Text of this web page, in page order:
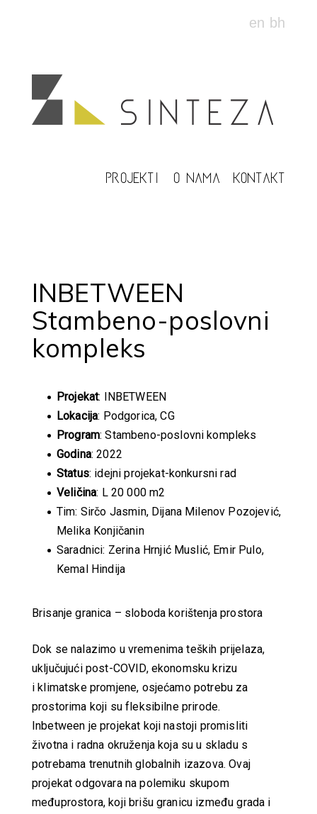
en bh
PROJEKTI O NAMA KONTAKT
INBETWEEN
Stambeno-poslovni
kompleks
Projekat: INBETWEEN
Lokacija: Podgorica, CG
Program: Stambeno-poslovni kompleks
Godina: 2022
Status: idejni projekat-konkursni rad
Veličina: L 20 000 m2
Tim: Sirčo Jasmin, Dijana Milenov Pozojević,
Melika Konjičanin
Saradnici: Zerina Hrnjić Muslić, Emir Pulo,
Kemal Hindija
Brisanje granica – sloboda korištenja prostora
Dok se nalazimo u vremenima teških prijelaza,
uključujući post-COVID, ekonomsku krizu
i klimatske promjene, osjećamo potrebu za
prostorima koji su fleksibilne prirode.
Inbetween je projekat koji nastoji promisliti
životna i radna okruženja koja su u skladu s
potrebama trenutnih globalnih izazova. Ovaj
projekat odgovara na polemiku skupom
međuprostora, koji brišu granicu između grada i